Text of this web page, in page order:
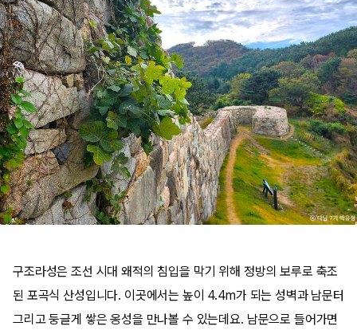
구조라성은 조선 시대 왜적의 침입을 막기 위해 정방의 보루로 축조
된 포곡식 산성입니다. 이곳에서는 높이 4.4m가 되는 성벽과 남문터
그리고 둥글게 쌓은 옹성을 만나볼 수 있는데요. 남문으로 들어가면